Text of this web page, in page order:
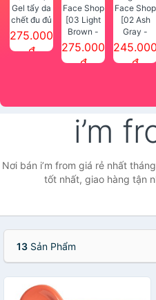
Gel tẩy da
chết đu đủ
SMART
PEELING
275.000
đ
[03 Light
Brown -
Nâu Sáng]
Phấn che
275.000
đ
[02 Ash
Gray -
Khói] Bột
kẻ chân
Face Shop
245.000
đ
i’m
Nơi bán i’m from giá rẻ nhất
tốt nhất, giao hàng tận
13 Sản Phẩm